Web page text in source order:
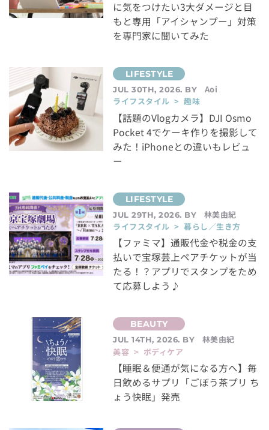
に気をつけたい3大ダメージと目
もと専用「アイシャンプー」対策
を専門家に聞いてみた
JUL 30TH, 2026. BY
Aoi
ライフスタイル > 趣味
【話題のVlogカメラ】DJI Osmo
Pocket 4でケーキ作りを撮影して
みた！iPhoneとの違いもレビュ
ー
JUL 29TH, 2026. BY
林美由紀
ライフスタイル > 暮らし／生き方
【ファミマ】通販代金や税金の支
払いで宝塚芸上ペアチケットが当
たる！？アプリでスタンプをため
て応募しよう♪
JUL 14TH, 2026. BY
林美由紀
美容 > ボディケア
【睡眠＆便通が気になる方へ】毎
日飲めるサプリ「ごぼう茶プリ ち
ょう快眠」発売